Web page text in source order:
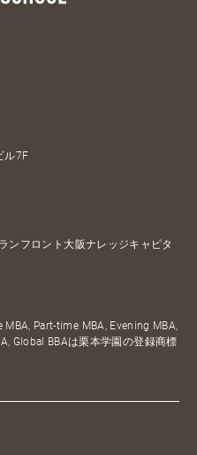
ル7F
ンフロント大阪ナレッジキャピタ
Part-time MBA, Evening MBA,
Global BBAは栗本学園の登録商標